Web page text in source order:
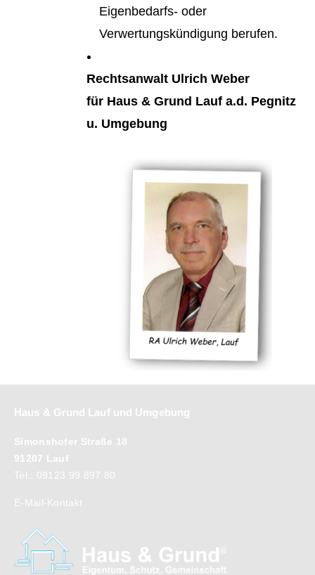
Eigenbedarfs- oder
Verwertungskündigung berufen.
Rechtsanwalt Ulrich Weber
für Haus & Grund Lauf a.d. Pegnitz
u. Umgebung
Haus & Grund Lauf und Umgebung
Simonshofer Straße 18
91207 Lauf
Tel.: 09123 99 897 80
E-Mail-Kontakt